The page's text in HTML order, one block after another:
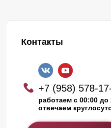
Контакты
+7 (958) 578-
работаем с 00:00 до
отвечаем